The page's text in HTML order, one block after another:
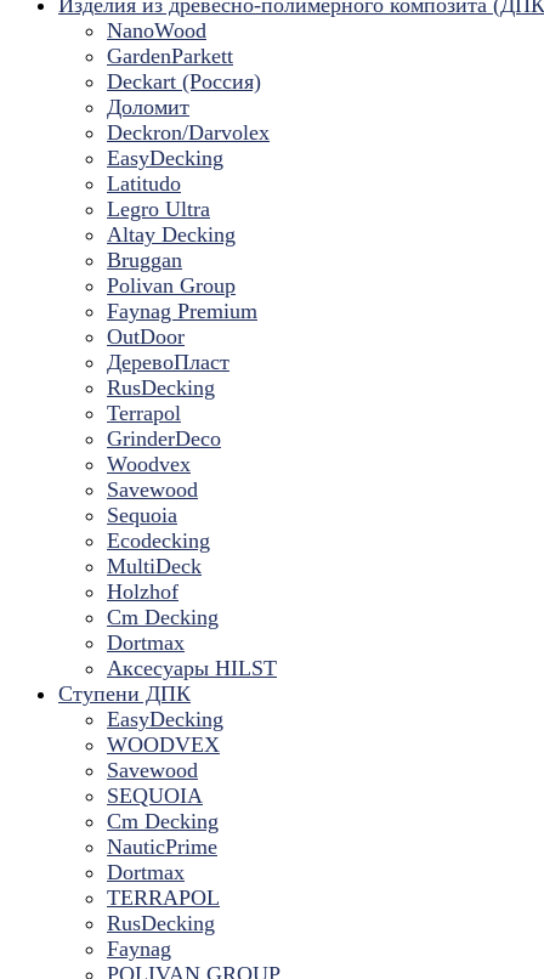
Изделия из древесно-полимерного композита
NanoWood
GardenParkett
Deckart (Россия)
Доломит
Deckron/Darvolex
EasyDecking
Latitudo
Legro Ultra
Altay Decking
Bruggan
Polivan Group
Faynag Premium
OutDoor
ДеревоПласт
RusDecking
Terrapol
GrinderDeco
Woodvex
Savewood
Sequoia
Ecodecking
MultiDeck
Holzhof
Cm Decking
Dortmax
Аксесуары HILST
Ступени ДПК
EasyDecking
WOODVEX
Savewood
SEQUOIA
Cm Decking
NauticPrime
Dortmax
TERRAPOL
RusDecking
Faynag
POLIVAN GROUP